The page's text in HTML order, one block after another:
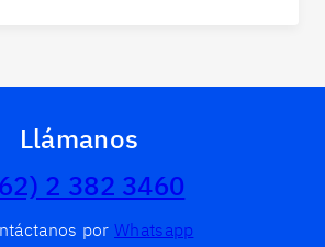
Llámanos
2 382 3460
por Whatsapp